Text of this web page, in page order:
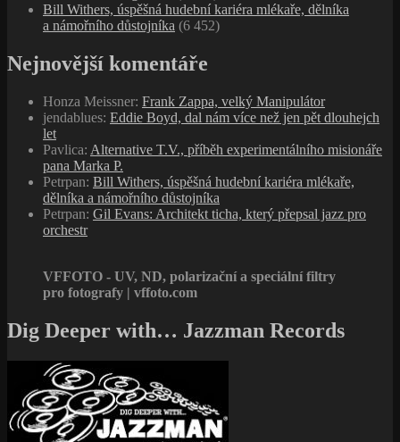
Bill Withers, úspěšná hudební kariéra mlékaře, dělníka
a námořního důstojníka (6 452)
Nejnovější komentáře
Honza Meissner: Frank Zappa, velký Manipulátor
jendablues: Eddie Boyd, dal nám více než jen pět dlouhejch
let
Pavlica: Alternative T.V., příběh experimentálního misionáře
pana Marka P.
Petrpan: Bill Withers, úspěšná hudební kariéra mlékaře,
dělníka a námořního důstojníka
Petrpan: Gil Evans: Architekt ticha, který přepsal jazz pro
orchestr
VFFOTO - UV, ND, polarizační a speciální filtry
pro fotografy | vffoto.com
Dig Deeper with… Jazzman Records